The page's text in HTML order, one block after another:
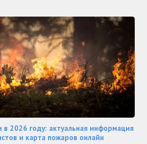
2026 году: актуальная информация
и карта пожаров онлайн